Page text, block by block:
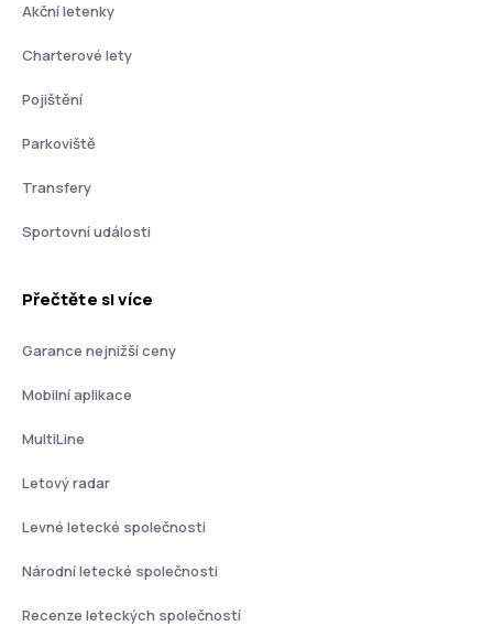
Akční letenky
Charterové lety
Pojištění
Parkoviště
Transfery
Sportovní události
Přečtěte si více
Garance nejnižší ceny
Mobilní aplikace
MultiLine
Letový radar
Levné letecké společnosti
Národní letecké společnosti
Recenze leteckých společností